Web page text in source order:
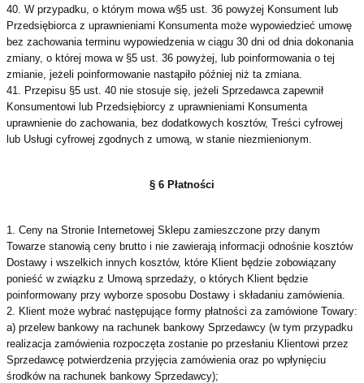
40. W przypadku, o którym mowa w§5 ust. 36 powyżej Konsument lub
Przedsiębiorca z uprawnieniami Konsumenta może wypowiedzieć umowę
bez zachowania terminu wypowiedzenia w ciągu 30 dni od dnia dokonania
zmiany, o której mowa w §5 ust. 36 powyżej, lub poinformowania o tej
zmianie, jeżeli poinformowanie nastąpiło później niż ta zmiana.
41. Przepisu §5 ust. 40 nie stosuje się, jeżeli Sprzedawca zapewnił
Konsumentowi lub Przedsiębiorcy z uprawnieniami Konsumenta
uprawnienie do zachowania, bez dodatkowych kosztów, Treści cyfrowej
lub Usługi cyfrowej zgodnych z umową, w stanie niezmienionym.
§ 6 Płatności
1. Ceny na Stronie Internetowej Sklepu zamieszczone przy danym
Towarze stanowią ceny brutto i nie zawierają informacji odnośnie kosztów
Dostawy i wszelkich innych kosztów, które Klient będzie zobowiązany
ponieść w związku z Umową sprzedaży, o których Klient będzie
poinformowany przy wyborze sposobu Dostawy i składaniu zamówienia.
2. Klient może wybrać następujące formy płatności za zamówione Towary:
a) przelew bankowy na rachunek bankowy Sprzedawcy (w tym przypadku
realizacja zamówienia rozpoczęta zostanie po przesłaniu Klientowi przez
Sprzedawcę potwierdzenia przyjęcia zamówienia oraz po wpłynięciu
środków na rachunek bankowy Sprzedawcy);